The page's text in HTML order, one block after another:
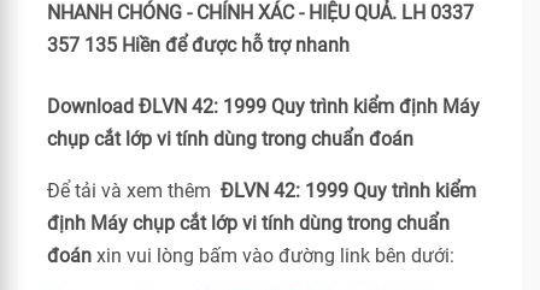
NHANH CHÓNG - CHÍNH XÁC - HIỆU QUẢ. LH 0337
357 135 Hiền để được hỗ trợ nhanh
Download ĐLVN 42: 1999 Quy trình kiểm định Máy
chụp cắt lớp vi tính dùng trong chuẩn đoán
Để tải và xem thêm ĐLVN 42: 1999 Quy trình kiểm
định Máy chụp cắt lớp vi tính dùng trong chuẩn
đoán xin vui lòng bấm vào đường link bên dưới: